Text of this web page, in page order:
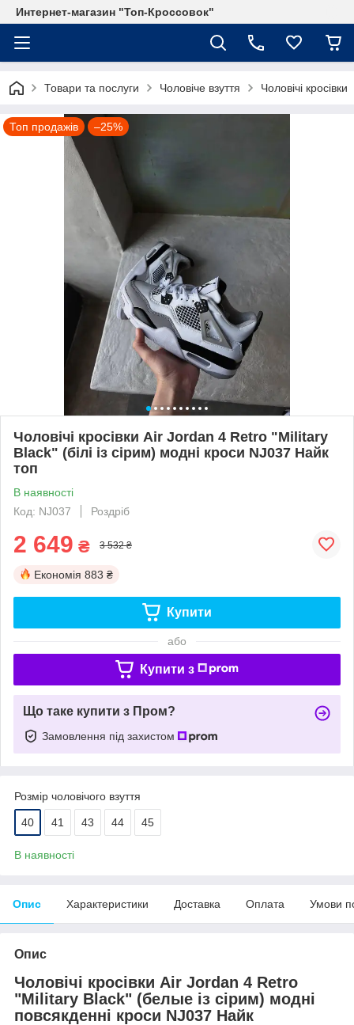
Интернет-магазин "Топ-Кроссовок"
Товари та послуги Чоловіче взуття Чоловічі кросівки
Топ продажів –25%
Чоловічі кросівки Air Jordan 4 Retro "Military
Black" (білі із сірим) модні кроси NJ037 Найк
топ
В наявності
Код: NJ037
Роздріб
2 649 ₴ 3 532 ₴
Економія 883 ₴
Купити
або
Купити з
Що таке купити з Пром?
Замовлення під захистом
Розмір чоловічого взуття
40 41 43 44 45
В наявності
Опис Характеристики Доставка Оплата Умови
Опис
Чоловічі кросівки Air Jordan 4 Retro
"Military Black" (белые із сірим) модні
повсякденні кроси NJ037 Найк